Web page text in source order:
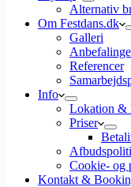
Alternativ
Om Festdans.dk
Galleri
Referencer
Info
Lokation &
Priser
Cookie- og
Kontakt &